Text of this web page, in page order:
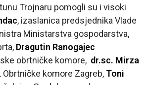
Trojnaru pomogli su i visoki
, izaslanica predsjednika Vlade
Ministarstva gospodarstva,
Dragutin Ranogajec
obrtničke komore, dr.sc. Mirza
komore Zagreb, Toni